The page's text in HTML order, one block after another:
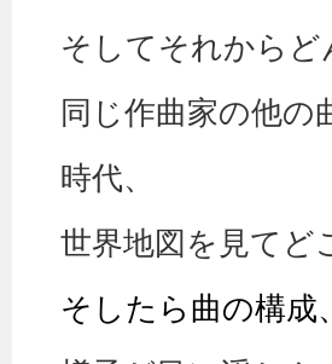
そしてそれから
同じ作曲家の他の
時代、
世界地図を見てど
そしたら曲の構成